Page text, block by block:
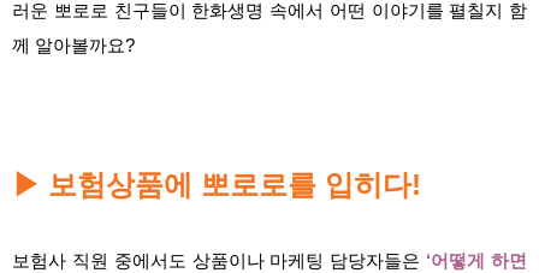
러운 뽀로로 친구들이 한화생명 속에서 어떤 이야기를 펼칠지 함
께 알아볼까요?
▶ 보험상품에 뽀로로를 입히다!
보험사 직원 중에서도 상품이나 마케팅 담당자들은 ‘어떻게 하면